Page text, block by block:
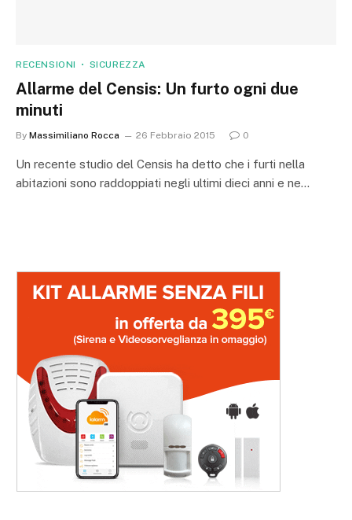
RECENSIONI SICUREZZA
Allarme del Censis: Un furto ogni due
minuti
By Massimiliano Rocca 26 Febbraio 2015 0
Un recente studio del Censis ha detto che i furti nella
abitazioni sono raddoppiati negli ultimi dieci anni e ne…